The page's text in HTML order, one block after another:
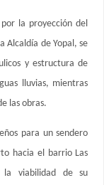
la proyección del
Alcaldía de Yopal, se
y estructura de
lluvias, mientras
las obras.
para un sendero
hacia el barrio Las
la viabilidad de su